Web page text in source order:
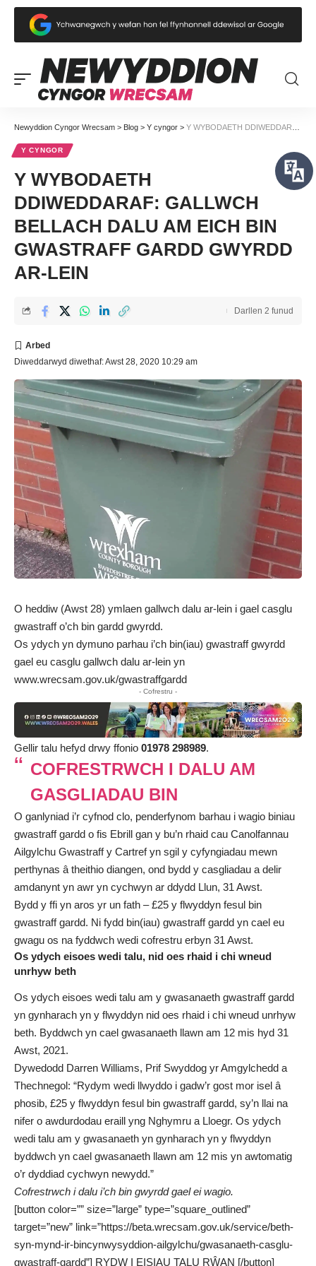
Newyddion Cyngor Wrecsam > Blog > Y cyngor > Y WYBODAETH DDIWEDDARAF: GALLWCH BELLACH DALU AM EICH BIN GWASTRAFF GARDD GWYRDD AR-LEIN
Y CYNGOR
Y WYBODAETH
DDIWEDDARAF: GALLWCH
BELLACH DALU AM EICH BIN
GWASTRAFF GARDD GWYRDD
AR-LEIN
Diweddarwyd diwethaf: Awst 28, 2020 10:29 am
Darllen 2 funud
O heddiw (Awst 28) ymlaen gallwch dalu ar-lein i gael casglu
gwastraff o’ch bin gardd gwyrdd.
Os ydych yn dymuno parhau i’ch bin(iau) gwastraff gwyrdd
gael eu casglu gallwch dalu ar-lein yn
www.wrecsam.gov.uk/gwastraffgardd
- Cofrestru -
Gellir talu hefyd drwy ffonio 01978 298989.
COFRESTRWCH I DALU AM
GASGLIADAU BIN
O ganlyniad i’r cyfnod clo, penderfynom barhau i wagio biniau
gwastraff gardd o fis Ebrill gan y bu’n rhaid cau Canolfannau
Ailgylchu Gwastraff y Cartref yn sgil y cyfyngiadau mewn
perthynas â theithio diangen, ond bydd y casgliadau a delir
amdanynt yn awr yn cychwyn ar ddydd Llun, 31 Awst.
Bydd y ffi yn aros yr un fath – £25 y flwyddyn fesul bin
gwastraff gardd. Ni fydd bin(iau) gwastraff gardd yn cael eu
gwagu os na fyddwch wedi cofrestru erbyn 31 Awst.
Os ydych eisoes wedi talu, nid oes rhaid i chi wneud
unrhyw beth
Os ydych eisoes wedi talu am y gwasanaeth gwastraff gardd
yn gynharach yn y flwyddyn nid oes rhaid i chi wneud unrhyw
beth. Byddwch yn cael gwasanaeth llawn am 12 mis hyd 31
Awst, 2021.
Dywedodd Darren Williams, Prif Swyddog yr Amgylchedd a
Thechnegol: “Rydym wedi llwyddo i gadw’r gost mor isel â
phosib, £25 y flwyddyn fesul bin gwastraff gardd, sy’n llai na
nifer o awdurdodau eraill yng Nghymru a Lloegr. Os ydych
wedi talu am y gwasanaeth yn gynharach yn y flwyddyn
byddwch yn cael gwasanaeth llawn am 12 mis yn awtomatig
o’r dyddiad cychwyn newydd.”
Cofrestrwch i dalu i’ch bin gwyrdd gael ei wagio.
[button color=”” size=”large” type=”square_outlined”
target=”new” link=”https://beta.wrecsam.gov.uk/service/beth-
syn-mynd-ir-bincynwysyddion-ailgylchu/gwasanaeth-casglu-
gwastraff-gardd”] RYDW I EISIAU TALU RŴAN [/button]